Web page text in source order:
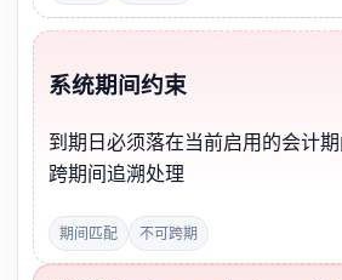
系统期间约束
到期日必须落在当前启用的会计
跨期间追溯处理
期间匹配 不可跨期